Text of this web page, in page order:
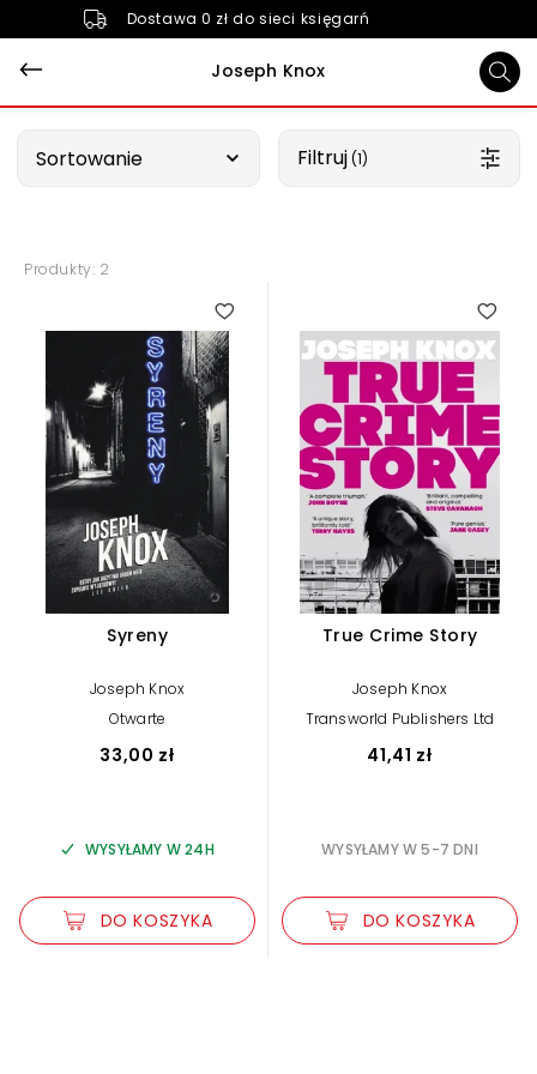
Dostawa 0 zł do sieci księgarń
Joseph Knox
Sortowanie Filtruj (1)
Produkty: 2
Syreny
Joseph Knox
Otwarte
33,00 zł
WYSYŁAMY W 24H
DO KOSZYKA
True Crime Story
Joseph Knox
Transworld Publishers Ltd
41,41 zł
WYSYŁAMY W 5-7 DNI
DO KOSZYKA